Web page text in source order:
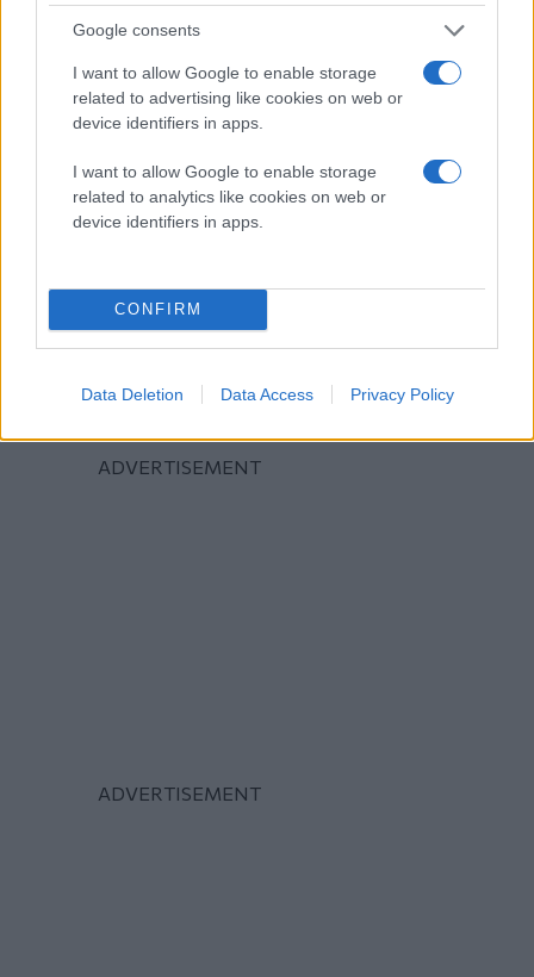
Google consents
I want to allow Google to enable storage
related to advertising like cookies on web or
device identifiers in apps.
I want to allow Google to enable storage
related to analytics like cookies on web or
device identifiers in apps.
CONFIRM
Data Deletion Data Access Privacy Policy